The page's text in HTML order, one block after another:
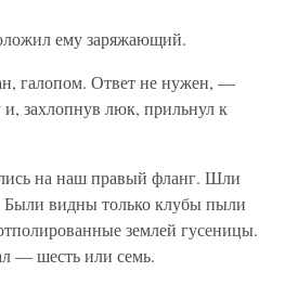
ему заряжающий.
галопом. Ответ не нужен, —
захлопнув люк, прильнул к
на наш правый фланг. Шли
видны только клубы пыли
землей гусеницы.
— шесть или семь.